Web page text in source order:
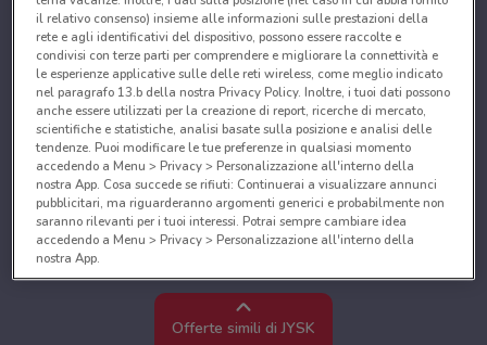
Offerte simili di JYSK
il relativo consenso) insieme alle informazioni sulle prestazioni della
rete e agli identificativi del dispositivo, possono essere raccolte e
condivisi con terze parti per comprendere e migliorare la connettività e
le esperienze applicative sulle delle reti wireless, come meglio indicato
nel paragrafo 13.b della nostra Privacy Policy. Inoltre, i tuoi dati possono
anche essere utilizzati per la creazione di report, ricerche di mercato,
scientifiche e statistiche, analisi basate sulla posizione e analisi delle
tendenze. Puoi modificare le tue preferenze in qualsiasi momento
accedendo a Menu > Privacy > Personalizzazione all'interno della
nostra App. Cosa succede se rifiuti: Continuerai a visualizzare annunci
pubblicitari, ma riguarderanno argomenti generici e probabilmente non
saranno rilevanti per i tuoi interessi. Potrai sempre cambiare idea
accedendo a Menu > Privacy > Personalizzazione all'interno della
nostra App.
Noi e i nostri partner trattiamo i dati per fornire:
Utilizzare dati di geolocalizzazione precisi. Scansione attiva delle
caratteristiche del dispositivo ai fini dell’identificazione. Archiviare